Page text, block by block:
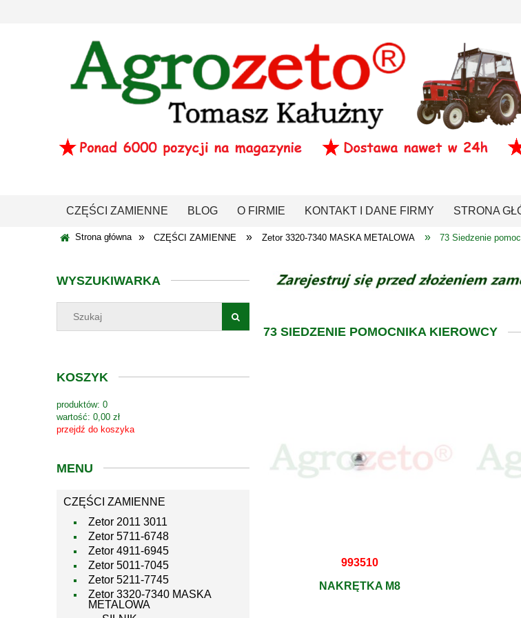
CZĘŚCI ZAMIENNE BLOG O FIRMIE KONTAKT I DANE FIRMY STRONA
Strona główna » CZĘŚCI ZAMIENNE » Zetor 3320-7340 MASKA METALOWA » 73 Siedzenie
WYSZUKIWARKA
KOSZYK
produktów: 0
wartość: 0,00 zł
przejdź do koszyka
MENU
CZĘŚCI ZAMIENNE
Zetor 2011 3011
Zetor 5711-6748
Zetor 4911-6945
Zetor 5011-7045
Zetor 5211-7745
Zetor 3320-7340 MASKA
METALOWA
73 SIEDZENIE POMOCNIKA KIEROWCY
993510
NAKRĘTKA M8